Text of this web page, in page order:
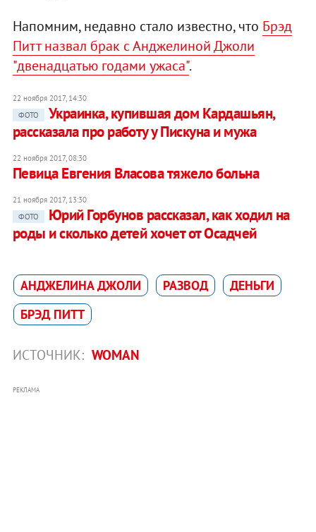
Напомним, недавно стало известно, что Брэд
Питт назвал брак с Анджелиной Джоли
"двенадцатью годами ужаса".
22 ноября 2017, 14:30
ФОТО
Украинка, купившая дом Кардашьян,
рассказала про работу у Пискуна и мужа
22 ноября 2017, 08:30
Певица Евгения Власова тяжело больна
21 ноября 2017, 13:30
ФОТО
Юрий Горбунов рассказал, как ходил на
роды и сколько детей хочет от Осадчей
АНДЖЕЛИНА ДЖОЛИ РАЗВОД
ДЕНЬГИ
БРЭД ПИТТ
ИСТОЧНИК: WOMAN
РЕКЛАМА